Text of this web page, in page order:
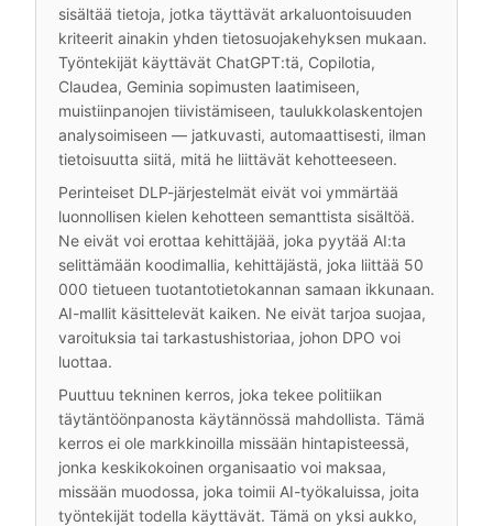
sisältää tietoja, jotka täyttävät arkaluontoisuuden
kriteerit ainakin yhden tietosuojakehyksen mukaan.
Työntekijät käyttävät ChatGPT:tä, Copilotia,
Claudea, Geminia sopimusten laatimiseen,
muistiinpanojen tiivistämiseen, taulukkolaskentojen
analysoimiseen — jatkuvasti, automaattisesti, ilman
tietoisuutta siitä, mitä he liittävät kehotteeseen.
Perinteiset DLP-järjestelmät eivät voi ymmärtää
luonnollisen kielen kehotteen semanttista sisältöä.
Ne eivät voi erottaa kehittäjää, joka pyytää AI:ta
selittämään koodimallia, kehittäjästä, joka liittää 50
000 tietueen tuotantotietokannan samaan ikkunaan.
AI-mallit käsittelevät kaiken. Ne eivät tarjoa suojaa,
varoituksia tai tarkastushistoriaa, johon DPO voi
luottaa.
Puuttuu tekninen kerros, joka tekee politiikan
täytäntöönpanosta käytännössä mahdollista. Tämä
kerros ei ole markkinoilla missään hintapisteessä,
jonka keskikokoinen organisaatio voi maksaa,
missään muodossa, joka toimii AI-työkaluissa, joita
työntekijät todella käyttävät. Tämä on yksi aukko,